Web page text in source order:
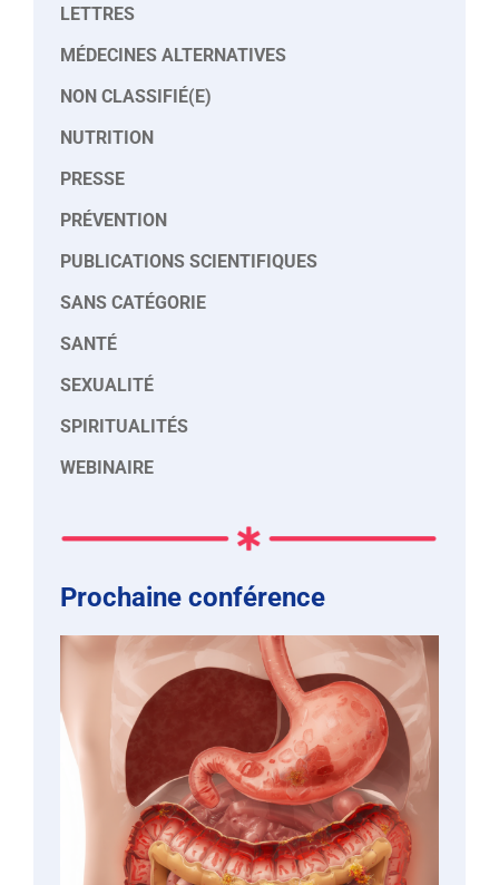
LETTRES
MÉDECINES ALTERNATIVES
NON CLASSIFIÉ(E)
NUTRITION
PRESSE
PRÉVENTION
PUBLICATIONS SCIENTIFIQUES
SANS CATÉGORIE
SANTÉ
SEXUALITÉ
SPIRITUALITÉS
WEBINAIRE
Prochaine conférence